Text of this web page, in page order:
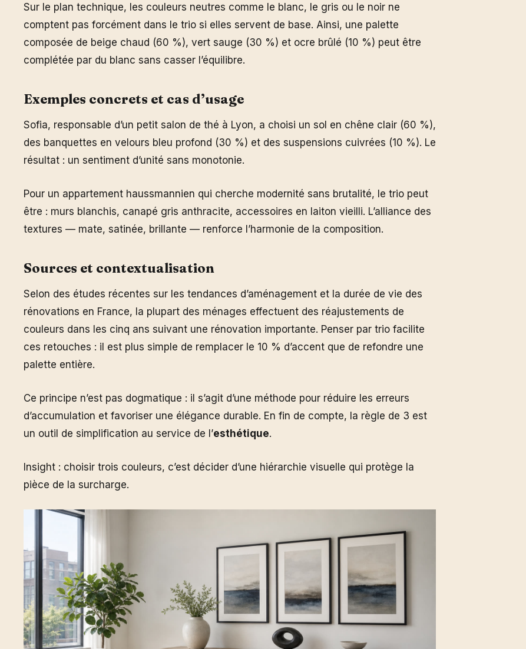
Sur le plan technique, les couleurs neutres comme le blanc, le gris ou le noir ne
comptent pas forcément dans le trio si elles servent de base. Ainsi, une palette
composée de beige chaud (60 %), vert sauge (30 %) et ocre brûlé (10 %) peut être
complétée par du blanc sans casser l’équilibre.
Exemples concrets et cas d’usage
Sofia, responsable d’un petit salon de thé à Lyon, a choisi un sol en chêne clair (60 %),
des banquettes en velours bleu profond (30 %) et des suspensions cuivrées (10 %). Le
résultat : un sentiment d’unité sans monotonie.
Pour un appartement haussmannien qui cherche modernité sans brutalité, le trio peut
être : murs blanchis, canapé gris anthracite, accessoires en laiton vieilli. L’alliance des
textures — mate, satinée, brillante — renforce l’harmonie de la composition.
Sources et contextualisation
Selon des études récentes sur les tendances d’aménagement et la durée de vie des
rénovations en France, la plupart des ménages effectuent des réajustements de
couleurs dans les cinq ans suivant une rénovation importante. Penser par trio facilite
ces retouches : il est plus simple de remplacer le 10 % d’accent que de refondre une
palette entière.
Ce principe n’est pas dogmatique : il s’agit d’une méthode pour réduire les erreurs
d’accumulation et favoriser une élégance durable. En fin de compte, la règle de 3 est
un outil de simplification au service de l’esthétique.
Insight : choisir trois couleurs, c’est décider d’une hiérarchie visuelle qui protège la
pièce de la surcharge.